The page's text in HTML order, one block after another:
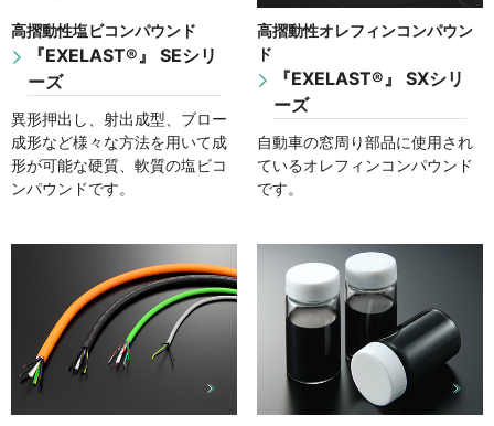
高摺動性塩ビコンパウンド
『EXELAST®』 SEシリ
ーズ
異形押出し、射出成型、ブロー
成形など様々な方法を用いて成
形が可能な硬質、軟質の塩ビコ
ンパウンドです。
高摺動性オレフィンコンパウン
ド
『EXELAST®』 SXシリ
ーズ
自動車の窓周り部品に使用され
ているオレフィンコンパウンド
です。